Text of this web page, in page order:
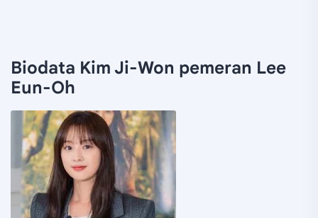
Biodata Kim Ji-Won pemeran Lee
Eun-Oh